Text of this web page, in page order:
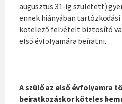
augusztus 31-ig született)
ennek hiányában
kötelező felvételt biztosító
első évfolyamára beíratni.
A szülő az első évfolyamra
beiratkozáskor köteles